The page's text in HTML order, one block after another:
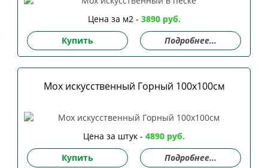
Цена за м2 - 3890 руб.
Купить
Подробнее...
Мох искусственный Горный 100х100см
Цена за штук - 4890 руб.
Купить
Подробнее...